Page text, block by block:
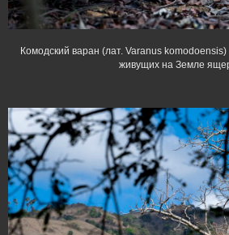
Комодский варан (лат. Varanus
живущих на Земле